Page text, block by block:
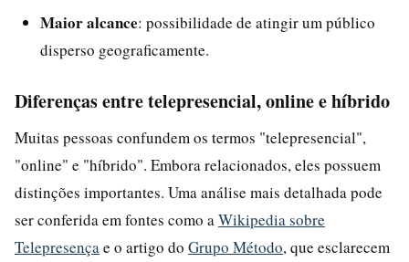
Maior alcance: possibilidade de atingir um público
disperso geograficamente.
Diferenças entre telepresencial, online e híbrido
Muitas pessoas confundem os termos "telepresencial",
"online" e "híbrido". Embora relacionados, eles possuem
distinções importantes. Uma análise mais detalhada pode
ser conferida em fontes como a Wikipedia sobre
Telepresença e o artigo do Grupo Método, que esclarecem